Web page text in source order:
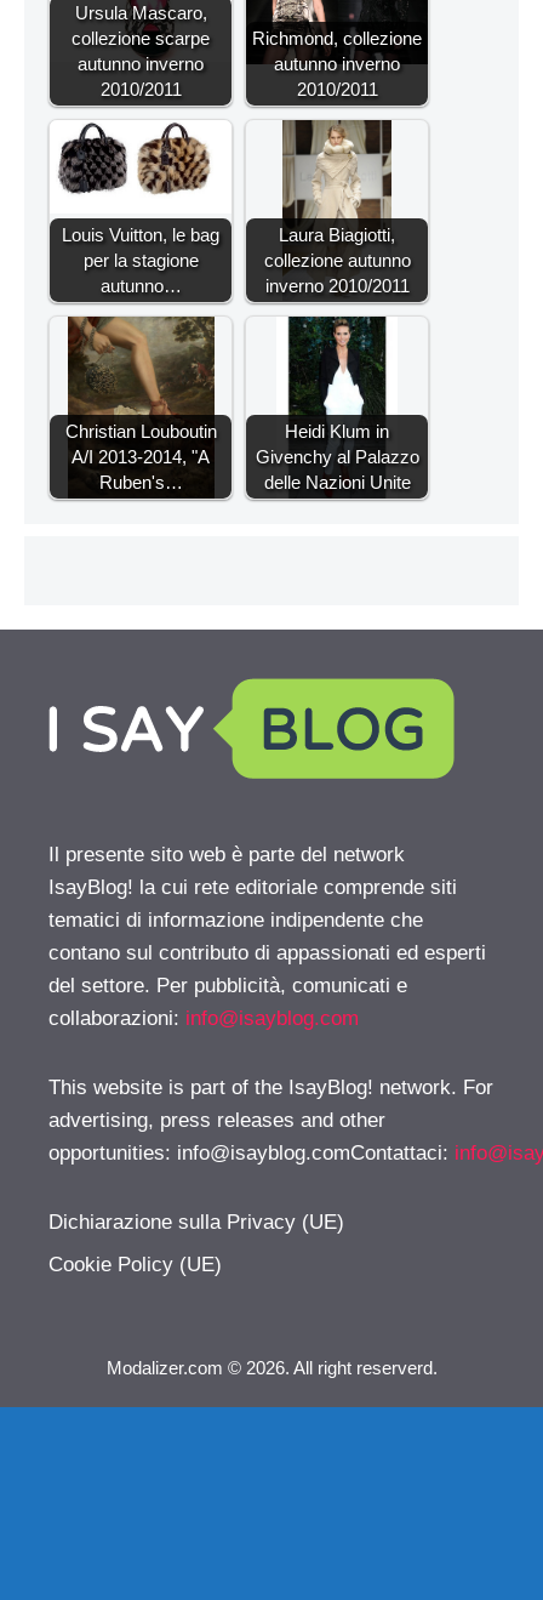
Ursula Mascaro,
collezione scarpe
autunno inverno
2010/2011
Richmond, collezione
autunno inverno
2010/2011
Louis Vuitton, le bag
per la stagione
autunno…
Laura Biagiotti,
collezione autunno
inverno 2010/2011
Christian Louboutin
A/I 2013-2014, "A
Ruben's…
Heidi Klum in
Givenchy al Palazzo
delle Nazioni Unite
Il presente sito web è parte del network
IsayBlog! la cui rete editoriale comprende siti
tematici di informazione indipendente che
contano sul contributo di appassionati ed esperti
del settore. Per pubblicità, comunicati e
collaborazioni: info@isayblog.com
This website is part of the IsayBlog! network. For
advertising, press releases and other
opportunities: info@isayblog.comContattaci:
Dichiarazione sulla Privacy (UE)
Cookie Policy (UE)
Modalizer.com © 2026. All right reserverd.